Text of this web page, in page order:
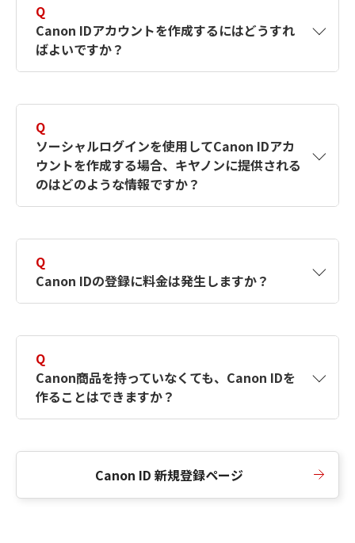
Q
Canon IDアカウントを作成するにはどうすれ
ばよいですか？
す。詳しい作成方法は【カメラ】Canon IDとは
何ですか？Canon IDの作成方法は？をご確認く
ださい。
Q
ソーシャルログインを使用してCanon IDアカ
ウントを作成する場合、キヤノンに提供される
のはどのような情報ですか？
択したサービスから取得します。アカウントを
簡単に作成できるように、この情報を使用して
Canon IDの登録フォームを入力します。
Q
Canon IDの登録に料金は発生しますか？
Q
Canon商品を持っていなくても、Canon IDを
作ることはできますか？
Canon ID 新規登録ページ